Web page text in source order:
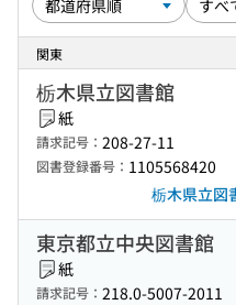
関東
栃木県立図書館
紙
請求記号： 208-27-11
図書登録番号： 1105568420
栃木県立図
東京都立中央図書館
紙
請求記号： 218.0-5007-2011